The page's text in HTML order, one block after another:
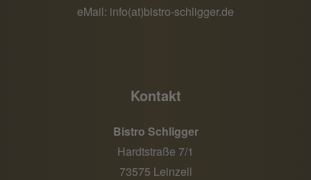
eMail: info(at)bistro-schligger.de
Kontakt
Bistro Schligger
Hardtstraße 7/1
73575 Leinzell